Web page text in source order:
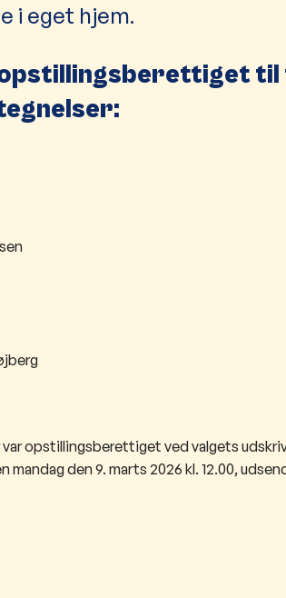
i eget hjem.
til
opstillingsberettiget ved valgets
mandag den 9. marts 2026 kl. 12.00,